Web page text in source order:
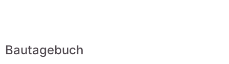
Bautagebuch